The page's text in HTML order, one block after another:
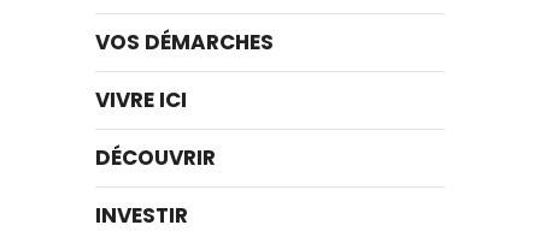
VOS DÉMARCHES
VIVRE ICI
DÉCOUVRIR
INVESTIR